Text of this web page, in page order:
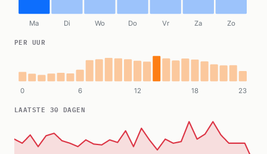
Ma Di Wo Do Vr Za Zo
PER UUR
0 6 12 18 23
LAATSTE 30 DAGEN